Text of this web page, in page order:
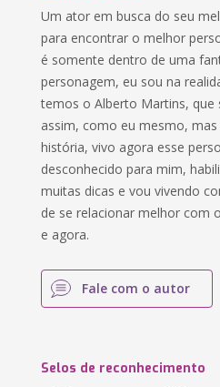
Um ator em busca do seu
para encontrar o melhor
é somente dentro de uma
personagem, eu sou na
temos o Alberto Martins, que
assim, como eu mesmo,
história, vivo agora esse
desconhecido para mim,
muitas dicas e vou vivendo
de se relacionar melhor com
e agora.
Fale com o autor
Selos de reconhecimento